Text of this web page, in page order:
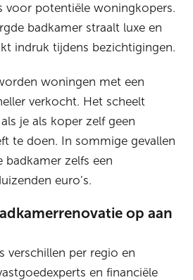
voor potentiële woningkopers.
badkamer straalt luxe en
indruk tijdens bezichtigingen.
woningen met een
verkocht. Het scheelt
je als koper zelf geen
te doen. In sommige gevallen
badkamer zelfs een
euro’s.
op aan
verschillen per regio en
en financiële